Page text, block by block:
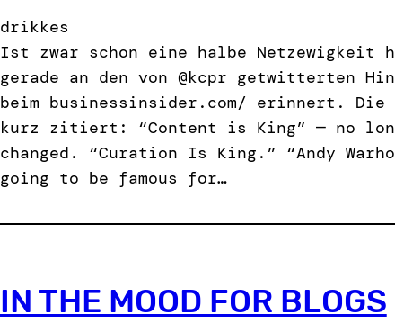
,
drikkes
Ist zwar schon eine halbe Netzewigkeit
gerade an den von @kcpr getwitterten
beim businessinsider.com/ erinnert. Die
kurz zitiert: “Content is King” — no
changed. “Curation Is King.” “Andy
going to be famous for…
IN THE MOOD FOR BLOGS